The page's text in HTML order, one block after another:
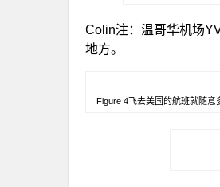
Colin注：温哥华机场
地方。
Figure 4飞去美国的航班就随意